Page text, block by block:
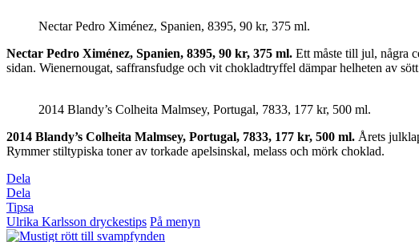
Nectar Pedro Ximénez, Spanien, 8395, 90 kr, 375 ml.
Nectar Pedro Ximénez, Spanien, 8395, 90 kr, 375 ml. Ett måste till jul, några
sidan. Wienernougat, saffransfudge och vit chokladtryffel dämpar helheten av
2014 Blandy’s Colheita Malmsey, Portugal, 7833, 177 kr, 500 ml.
2014 Blandy’s Colheita Malmsey, Portugal, 7833, 177 kr, 500 ml. Årets
Rymmer stiltypiska toner av torkade apelsinskal, melass och mörk choklad.
Dela
Dela
Tipsa
Ulrika Karlsson dryckestips På menyn